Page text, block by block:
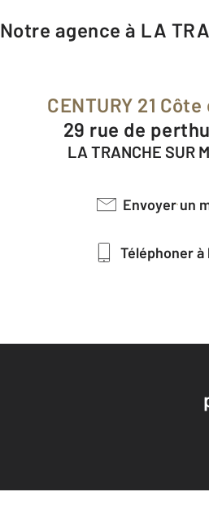
Notre agence à LA
CENTURY 21
29 rue de
LA TRANCHE SUR
Envoyer un
Téléphoner